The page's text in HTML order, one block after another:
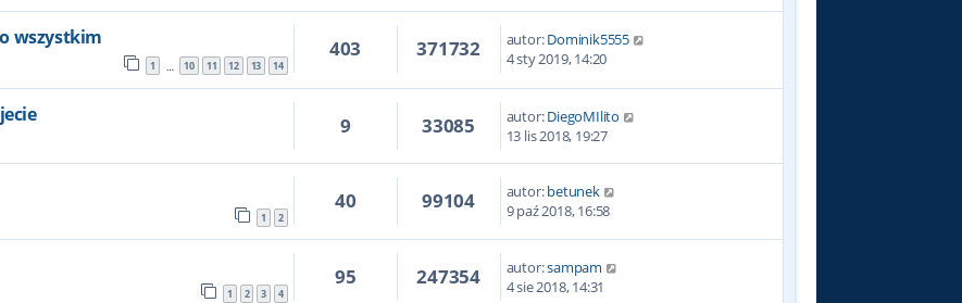
wszystkim
1 … 10 11 12 13 14
403 371732 autor:Dominik5555
4 sty 2019, 14:20
9 33085 autor:DiegoMIlito
13 lis 2018, 19:27
1 2
40 99104 autor:betunek
9 paź 2018, 16:58
1 2 3 4
95 247354 autor:sampam
4 sie 2018, 14:31